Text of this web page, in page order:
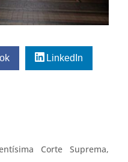
LinkedIn
Corte Suprema,